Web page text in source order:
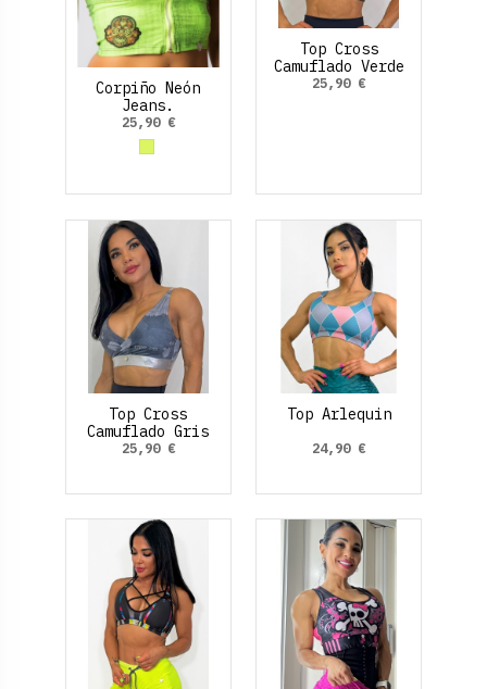
Corpiño Neón
Jeans.
25,90 €
Amarillo Neon
Top Cross
Camuflado Verde
25,90 €
Top Cross
Camuflado Gris
25,90 €
Top Arlequin
24,90 €